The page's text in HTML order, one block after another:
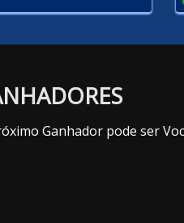
Ganhador pode ser